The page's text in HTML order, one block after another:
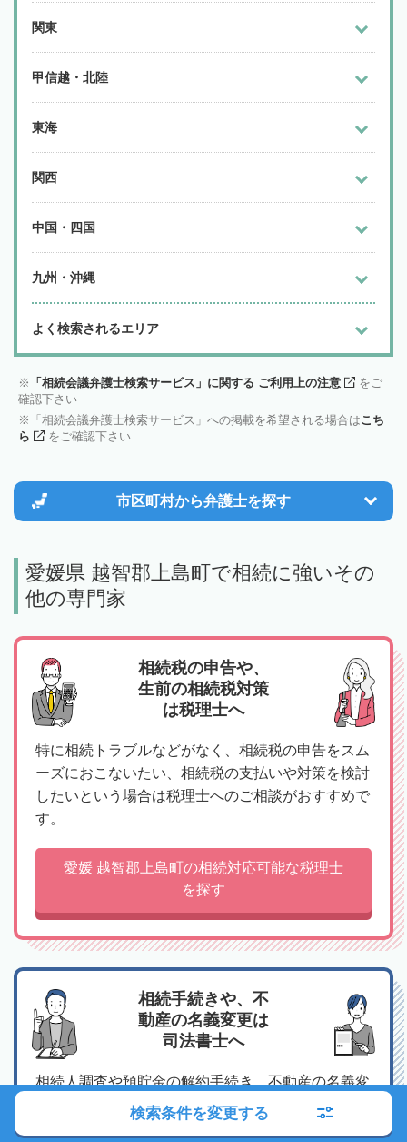
関東
甲信越・北陸
東海
関西
中国・四国
九州・沖縄
よく検索されるエリア
「相続会議弁護士検索サービス」に関する ご利用上の注意
をご
確認下さい
「相続会議弁護士検索サービス」への掲載を希望される場合はこち
ら
をご確認下さい
市区町村から弁護士を探す
愛媛県 越智郡上島町で相続に強いその
他の専門家
相続税の申告や、
生前の相続税対策
は税理士へ
特に相続トラブルなどがなく、相続税の申告をスム
ーズにおこないたい、相続税の支払いや対策を検討
したいという場合は税理士へのご相談がおすすめで
す。
愛媛 越智郡上島町の相続対応可能な税理士
を探す
相続手続きや、不
動産の名義変更は
司法書士へ
相続人調査や預貯金の解約手続き、不動産の名義変
更、相続放棄など、
検索条件を変更する